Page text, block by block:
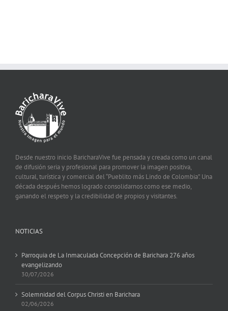
Desde nuestro inicio BaricharaVive fue pensada y creada como un canal
de difusión seria y profesional para promover la imagen positiva,
cultural, turística y comercial del “Pueblito más Lindo de Colombia”. Una
década después hemos logrado consolidarnos como ese medio,
ganando el respeto y la credibilidad de propios y visitantes.
NOTICIAS
Parroquia de La Inmaculada Concepción de Barichara 276 años
evangelizando
30/07/2026
Solemnidad del Corpus Christi en Barichara
02/06/2026